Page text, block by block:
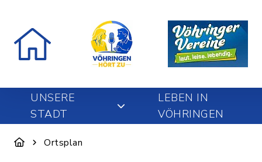
UNSERE
STADT
LEBEN IN
VÖHRINGEN
Ortsplan